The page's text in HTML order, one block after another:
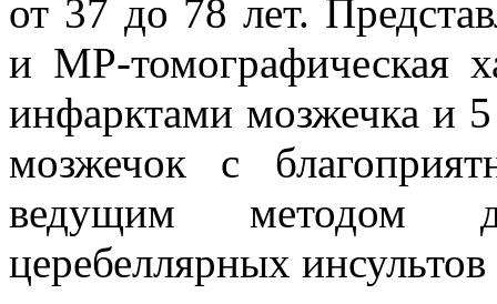
от 37 до 78 лет.
и МР-томографическая
инфарктами мозжечка и
мозжечок с
ведущим методом
церебеллярных